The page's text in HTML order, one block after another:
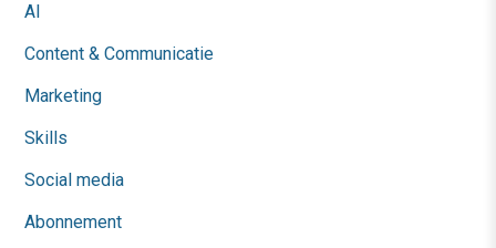
AI
Content & Communicatie
Marketing
Skills
Social media
Abonnement